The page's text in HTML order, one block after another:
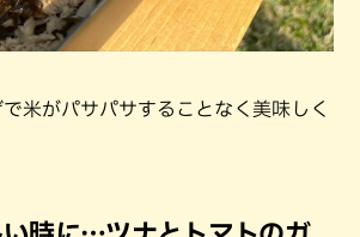
米がパサパサすることなく美味しく